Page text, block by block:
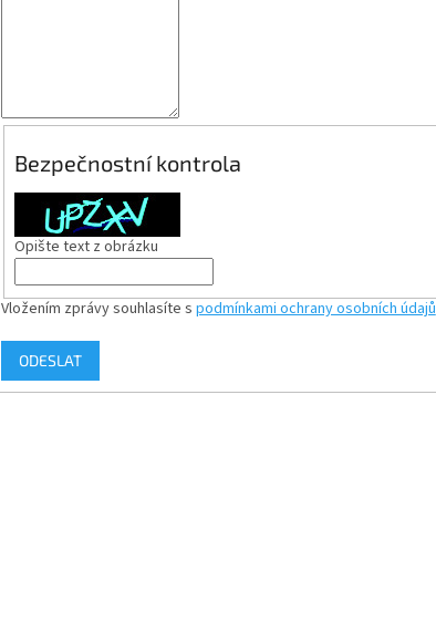
Bezpečnostní kontrola
Opište text z obrázku
Vložením zprávy souhlasíte s podmínkami ochrany osobních údajů
ODESLAT